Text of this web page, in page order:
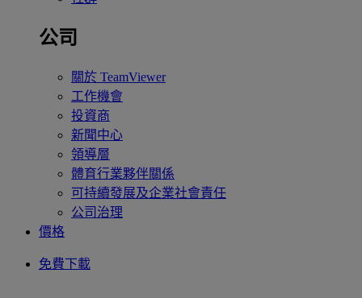
公司
關於 TeamViewer
工作機會
投資商
新聞中心
領導層
體育行業夥伴關係
可持續發展及企業社會責任
公司治理
價格
免費下載